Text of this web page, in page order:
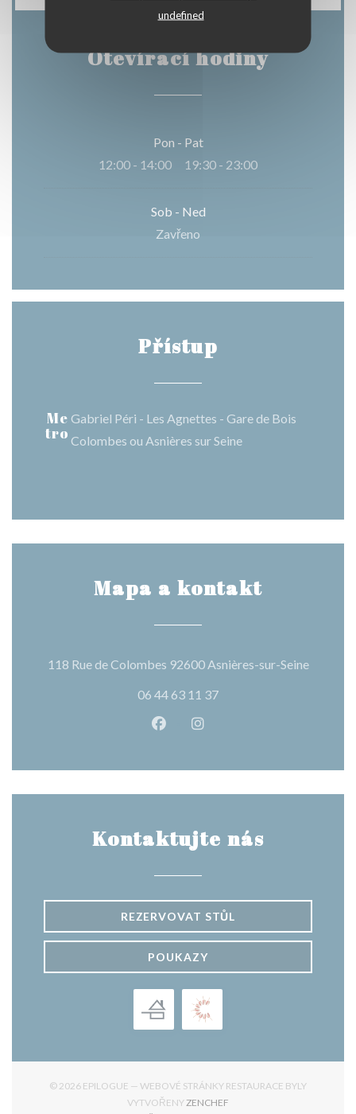
undefined
Otevírací hodiny
Pon - Pat
12:00 - 14:00
19:30 - 23:00
Sob - Ned
Zavřeno
Přístup
Me
tro
Gabriel Péri - Les Agnettes - Gare de Bois
Colombes ou Asnières sur Seine
Mapa a kontakt
118 Rue de Colombes 92600 Asnières-sur-Seine((otevře
06 44 63 11 37
Facebook ((otevře se v novém
Instagram ((otevře se v
Kontaktujte nás
REZERVOVAT STŮL
POUKAZY
© 2026 EPILOGUE — WEBOVÉ STRÁNKY RESTAURACE BYLY
VYTVOŘENYZENCHEF